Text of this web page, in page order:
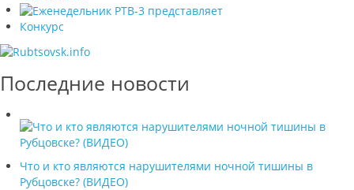
Конкурс
Последние новости
Что и кто являются нарушителями ночной тишины в
Рубцовске? (ВИДЕО)